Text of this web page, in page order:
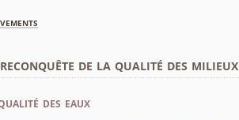
de la qualité des milieux
des eaux